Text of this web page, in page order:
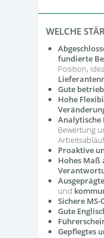
WELCHE
fundierte
Position,
Gute
Hohe
Analytische
Bewertung
Proaktive
Hohes Maß
und
Sichere
Gute
Gepflegtes